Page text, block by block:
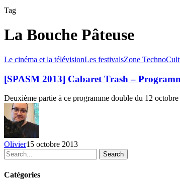
Tag
La Bouche Pâteuse
[SPASM
Cabaret
Trash
–
Programme
double
du
12
octobre
Le cinéma et la télévisionLes festivalsZone
[SPASM 2013] Cabaret Trash –
Deuxième partie à ce programme double du 12
Olivier15 octobre 2013
Search
Catégories